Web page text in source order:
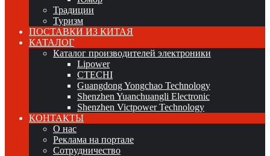
Традиции
Туризм
ПОСТАВКИ ИЗ КИТАЯ
КАТАЛОГ
Каталог производителей электроники
Lipower
CTECHI
Guangdong Yongchao Technology
Shenzhen Yuanchuangli Electronic
Shenzhen Victpower Technology
КОНТАКТЫ
О нас
Реклама на портале
Сотрудничество